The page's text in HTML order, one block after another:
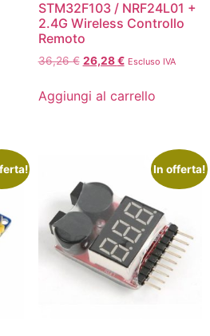
STM32F103 / NRF24L01 +
2.4G Wireless Controllo
Remoto
36,26€ 26,28€ Escluso IVA
Aggiungi al carrello
In offerta!